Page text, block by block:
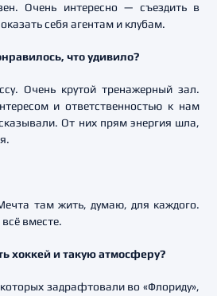
Очень интересно — съездить в
себя агентам и клубам.
что удивило?
Очень крутой тренажерный зал.
и ответственностью к нам
От них прям энергия шла,
там жить, думаю, для каждого.
вместе.
хоккей и такую атмосферу?
задрафтовали во «Флориду»,